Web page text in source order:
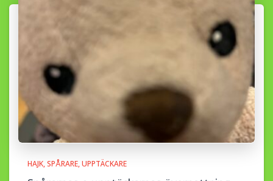
HAJK SPÅRARE UPPTÄCKARE